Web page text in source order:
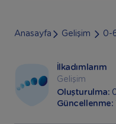
Anasayfa Gelişim 0-
İlkadımlarım
Gelişim
Oluşturulma:
Güncellenme: